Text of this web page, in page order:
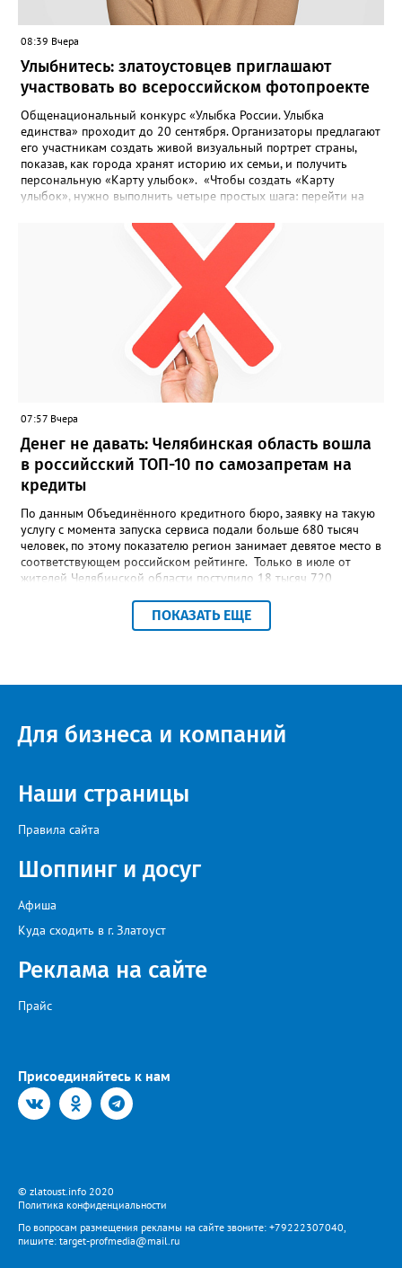
08:39 Вчера
Улыбнитесь: златоустовцев приглашают
участвовать во всероссийском фотопроекте
Общенациональный конкурс «Улыбка России. Улыбка
единства» проходит до 20 сентября. Организаторы предлагают
его участникам создать живой визуальный портрет страны,
показав, как города хранят историю их семьи, и получить
персональную «Карту улыбок». «Чтобы создать «Карту
улыбок», нужно выполнить четыре простых шага: перейти на
улыбок»; загрузить фотографию с улыбкой – подойдёт портрет
одного человека, пары, семьи или нескольких поколений в
одном кадре; отметить один или несколько городов,
связанных с историей семьи или важными воспоминаниями;
добавить подписи к городам, кратко объяснив связь с каждым
из них, указать контакты и подтвердить согласие с правилами
проекта», - говорится в инструкции на сайте проекта. ‍Заявка
может быть семейной, а после модерации стать частью
визуального архива проекта. 20 участников обещают
пригласить на итоговую фотосессию в Москве. Персональную
«Карту улыбок», которую можно скачать, сохранить и
опубликовать в социальных сетях, отмечают в оргкомитете,
получат все, кто улыбнулся.
07:57 Вчера
Денег не давать: Челябинская область вошла
в российсский ТОП-10 по самозапретам на
кредиты
По данным Объединённого кредитного бюро, заявку на такую
услугу с момента запуска сервиса подали больше 680 тысяч
человек, по этому показателю регион занимает девятое место в
соответствующем российском рейтинге. Только в июле от
жителей Челябинской области поступило 18 тысяч 720
снятие. В целом не давать им взаймы сегодня просят 543 с
лишним тысячи человек. Почти 89 тысяч за это время решили
ПОКАЗАТЬ ЕЩЕ
Для бизнеса и компаний
Наши страницы
Правила сайта
Шоппинг и досуг
Афиша
Куда сходить в г. Златоуст
Реклама на сайте
Прайс
Присоединяйтесь к нам
© zlatoust.info 2020
Политика конфиденциальности
По вопросам размещения рекламы на сайте звоните: +79222307040,
пишите: target-profmedia@mail.ru